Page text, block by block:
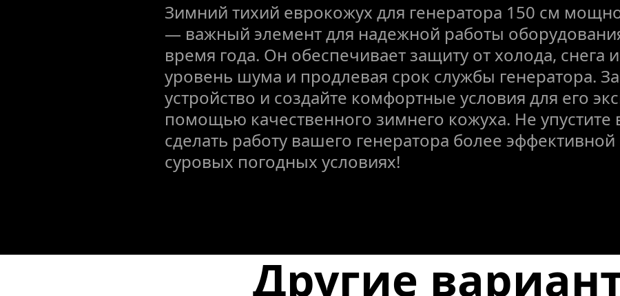
Зимний тихий еврокожух для генератора 150 см
— важный элемент для надежной работы
время года. Он обеспечивает защиту от холода, снега
уровень шума и продлевая срок службы генератора.
устройство и создайте комфортные условия для его
помощью качественного зимнего кожуха. Не упустите
сделать работу вашего генератора более
суровых погодных условиях!
Другие